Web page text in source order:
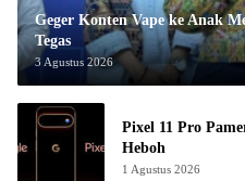
Geger Konten Vape ke Anak
Tegas
3 Agustus 2026
Pixel 11 Pro
Heboh
1 Agustus 2026